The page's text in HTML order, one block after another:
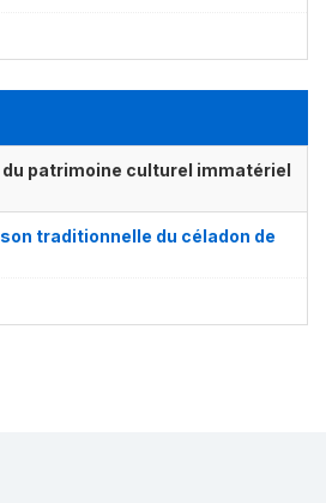
patrimoine culturel immatériel
traditionnelle du céladon de